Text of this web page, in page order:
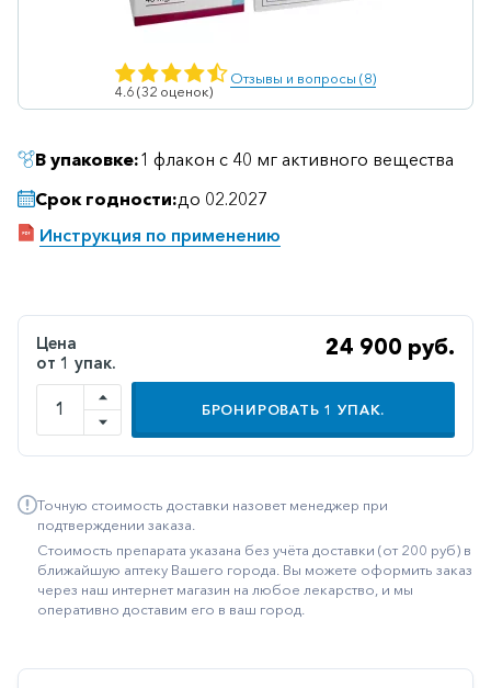
Гепатопротекторы
Гинекология
Дерматологические
Иммунодепрессанты
Иммуностимуляторы
Климактерические
Минеральный
обмен
Наружные
средства
4.6 (32 оценок)
Отзывы и вопросы (8)
В упаковке:1 флакон с 40 мг активного вещества
Срок годности:до 02.2027
Инструкция по применению
Цена
от 1 упак.
24 900 руб.
БРОНИРОВАТЬ 1 УПАК.
Точную стоимость доставки назовет менеджер при
подтверждении заказа.
Стоимость препарата указана без учёта доставки (от 200 руб) в
ближайшую аптеку Вашего города. Вы можете оформить заказ
через наш интернет магазин на любое лекарство, и мы
оперативно доставим его в ваш город.